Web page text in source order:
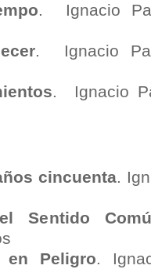
. Ignacio
. Ignacio
. Ignacio
cincuenta.
Sentido
en Peligro.